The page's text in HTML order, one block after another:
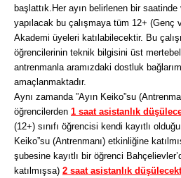
başlattık.Her ayın belirlenen bir
yapılacak bu çalışmaya tüm 12+ (Genç
Akademi üyeleri katılabilecektir. Bu
öğrencilerinin teknik bilgisini üst
antrenmanla aramızdaki dostluk
amaçlanmaktadır.
Aynı zamanda ”Ayın Keiko”su
öğrencilerden 1 saat asistanlık
(12+) sınıfı öğrencisi kendi kayıtlı
Keiko”su (Antrenmanı) etkinliğine
şubesine kayıtlı bir öğrenci
katılmışsa) 2 saat asistanlık